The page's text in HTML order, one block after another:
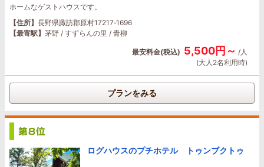
ホームなゲストハウスです。
【住所】 長野県諏訪郡原村17217‐1696
【最寄駅】 茅野 / すずらんの里 / 青柳
最安料金(税込) 5,500円～ /人
(大人2名利用時)
プランをみる
ログハウスのプチホテル トゥンブクトゥ